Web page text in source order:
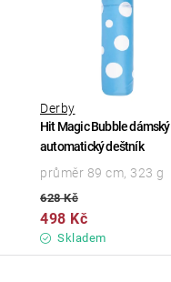
Hit Magic Bubble dámský
automatický deštník
Derby
Skladem
498 Kč
628 Kč
průměr 89 cm, 323 g